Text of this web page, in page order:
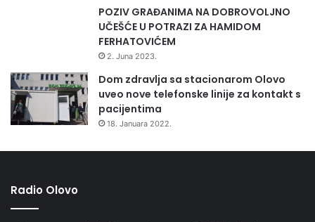
POZIV GRAĐANIMA NA DOBROVOLJNO
UČEŠĆE U POTRAZI ZA HAMIDOM
FERHATOVIĆEM
2. Juna 2023.
Dom zdravlja sa stacionarom Olovo
uveo nove telefonske linije za kontakt s
pacijentima
18. Januara 2022.
Radio Olovo